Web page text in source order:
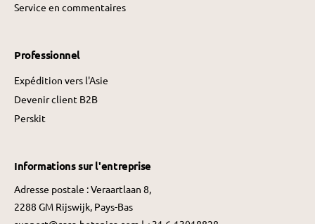
Service en commentaires
Professionnel
Expédition vers l'Asie
Devenir client B2B
Perskit
Informations sur l'entreprise
Adresse postale : Veraartlaan 8,
2288 GM Rijswijk, Pays-Bas